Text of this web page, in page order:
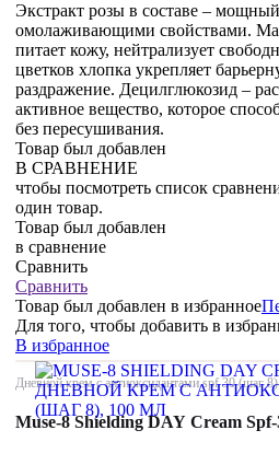
Экстракт розы в составе –
омолаживающими свойствами.
питает кожу, нейтрализует
цветков хлопка укрепляет
раздражение. Децилглюкозид –
активное вещество, которое
без пересушивания.
Товар был добавлен
В СРАВНЕНИЕ
чтобы посмотреть список
один товар.
Товар был добавлен
в сравнение
Сравнить
Сравнить
Товар был добавлен в избранное
Для того, чтобы добавить в
В избранное
Дневной крем с антиоксидантами spf 30 (шаг
Muse-8 Shielding DAY Cream Spf-